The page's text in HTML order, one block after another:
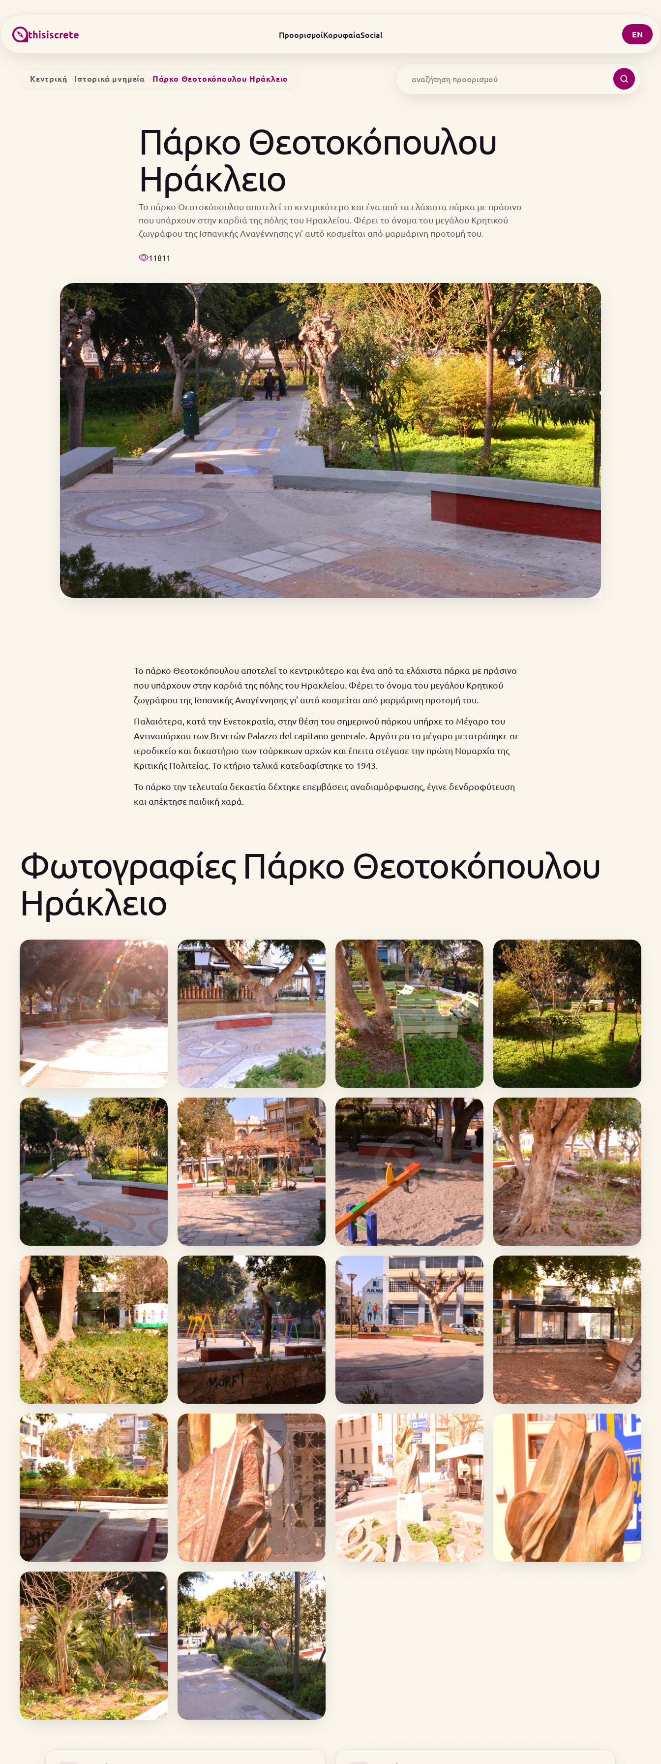
thisiscrete ΠροορισμοίΚορυφαίαSocial EN
Κεντρική Ιστορικά μνημεία Πάρκο Θεοτοκόπουλου Ηράκλειο
Πάρκο Θεοτοκόπουλου
Ηράκλειο
Το πάρκο Θεοτοκόπουλου αποτελεί το κεντρικότερο και ένα από τα ελάχιστα πάρκα με πράσινο
που υπάρχουν στην καρδιά της πόλης του Ηρακλείου. Φέρει το όνομα του μεγάλου Κρητικού
ζωγράφου της Ισπανικής Αναγέννησης γι' αυτό κοσμείται από μαρμάρινη προτομή του.
11811
Το πάρκο Θεοτοκόπουλου αποτελεί το κεντρικότερο και ένα από τα ελάχιστα πάρκα με πράσινο
που υπάρχουν στην καρδιά της πόλης του Ηρακλείου. Φέρει το όνομα του μεγάλου Κρητικού
ζωγράφου της Ισπανικής Αναγέννησης γι' αυτό κοσμείται από μαρμάρινη προτομή του.
Παλαιότερα, κατά την Ενετοκρατία, στην θέση του σημερινού πάρκου υπήρχε το Μέγαρο του
Αντιναυάρχου των Βενετών Palazzo del capitano generale. Αργότερα το μέγαρο μετατράπηκε σε
ιεροδικείο και δικαστήριο των τούρκικων αρχών και έπειτα στέγασε την πρώτη Νομαρχία της
Κριτικής Πολιτείας. Το κτήριο τελικά κατεδαφίστηκε το 1943.
Το πάρκο την τελευταία δεκαετία δέχτηκε επεμβάσεις αναδιαμόρφωσης, έγινε δενδροφύτευση
και απέκτησε παιδική χαρά.
Φωτογραφίες Πάρκο Θεοτοκόπουλου
Ηράκλειο